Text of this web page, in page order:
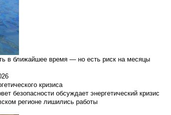
в ближайшее время — но есть риск на месяцы
кризиса
безопасности обсуждает энергетический кризис
регионе лишились работы